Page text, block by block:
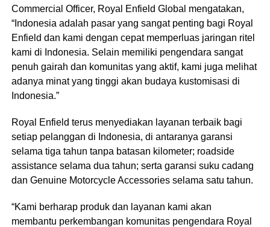
Commercial Officer, Royal Enfield Global mengatakan,
“Indonesia adalah pasar yang sangat penting bagi Royal
Enfield dan kami dengan cepat memperluas jaringan ritel
kami di Indonesia. Selain memiliki pengendara sangat
penuh gairah dan komunitas yang aktif, kami juga melihat
adanya minat yang tinggi akan budaya kustomisasi di
Indonesia.”
Royal Enfield terus menyediakan layanan terbaik bagi
setiap pelanggan di Indonesia, di antaranya garansi
selama tiga tahun tanpa batasan kilometer; roadside
assistance selama dua tahun; serta garansi suku cadang
dan Genuine Motorcycle Accessories selama satu tahun.
“Kami berharap produk dan layanan kami akan
membantu perkembangan komunitas pengendara Royal